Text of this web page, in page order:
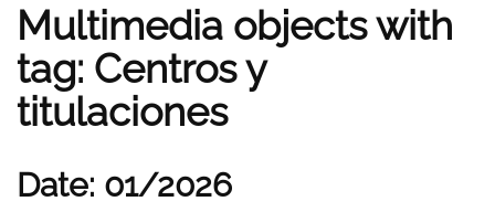
Multimedia objects with
tag: Centros y
titulaciones
Date: 01/2026